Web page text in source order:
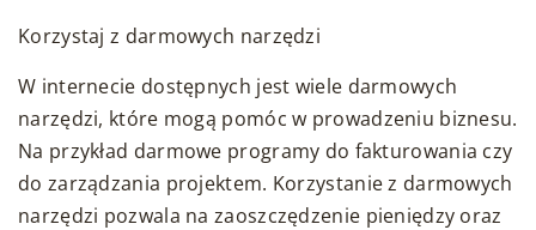
Korzystaj z darmowych narzędzi
W internecie dostępnych jest wiele darmowych
narzędzi, które mogą pomóc w prowadzeniu biznesu.
Na przykład darmowe programy do fakturowania czy
do zarządzania projektem. Korzystanie z darmowych
narzędzi pozwala na zaoszczędzenie pieniędzy oraz